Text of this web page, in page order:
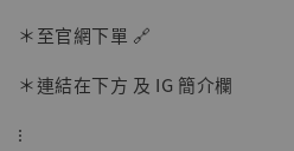
＊至官網下單 🔗
＊連結在下方 及 IG 簡介欄
⁝